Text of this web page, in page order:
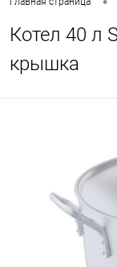
Котел 40 л
крышка